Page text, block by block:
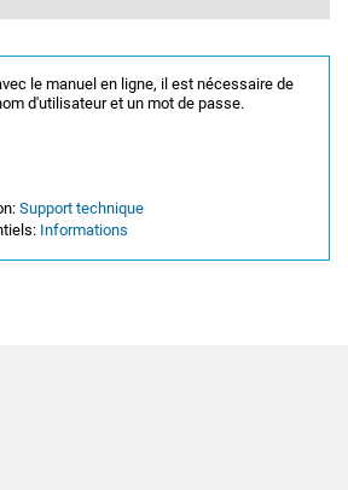
le manuel en ligne, il est nécessaire de
d'utilisateur et un mot de passe.
Support technique
Informations